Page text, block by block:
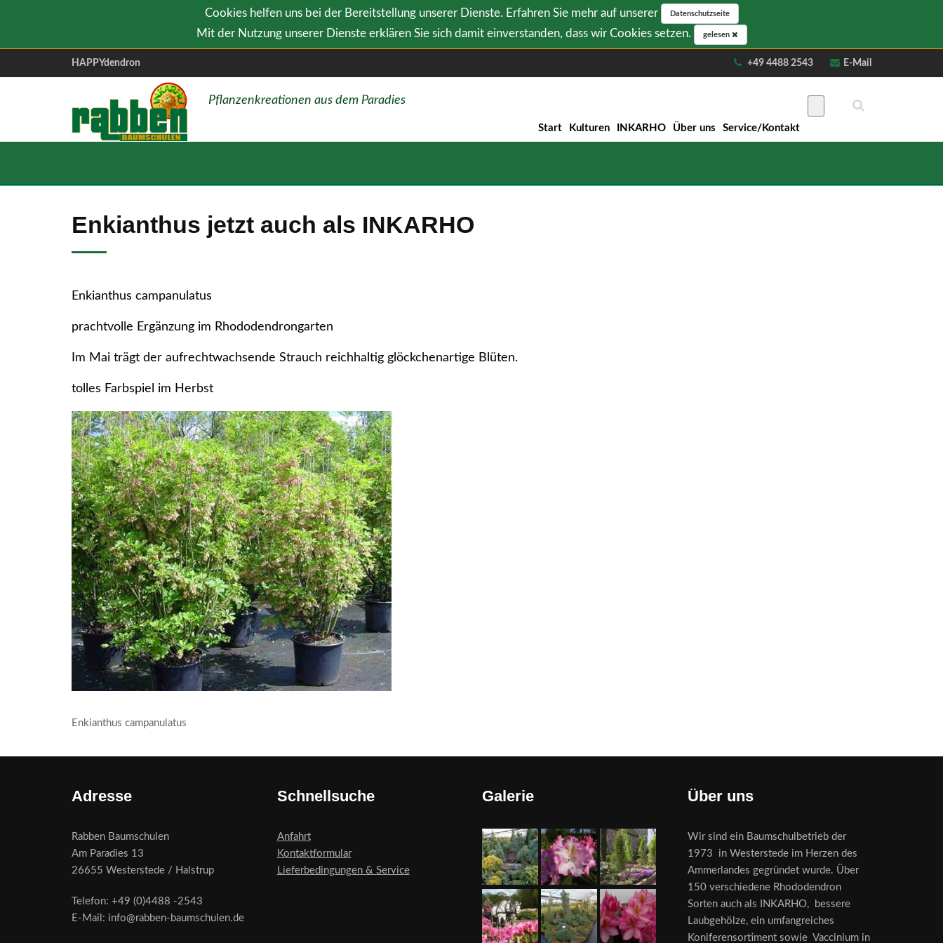
Cookies helfen uns bei der Bereitstellung unserer Dienste. Erfahren Sie mehr auf unserer Datenschutzseite
Mit der Nutzung unserer Dienste erklären Sie sich damit einverstanden, dass wir Cookies setzen. gelesen
HAPPYdendron +49 4488 2543 E-Mail
Pflanzenkreationen aus dem Paradies
Start Kulturen INKARHO Über uns Service/Kontakt
Enkianthus jetzt auch als INKARHO
Enkianthus campanulatus
prachtvolle Ergänzung im Rhododendrongarten
Im Mai trägt der aufrechtwachsende Strauch reichhaltig glöckchenartige Blüten.
tolles Farbspiel im Herbst
Enkianthus campanulatus
Adresse
Rabben Baumschulen
Am Paradies 13
26655 Westerstede / Halstrup
Telefon: +49 (0)4488 -2543
E-Mail: info@rabben-baumschulen.de
Schnellsuche
Anfahrt
Kontaktformular
Lieferbedingungen & Service
Galerie Über uns
Wir sind ein Baumschulbetrieb der
1973 in Westerstede im Herzen des
Ammerlandes gegründet wurde. Über
150 verschiedene Rhododendron
Sorten auch als INKARHO, bessere
Laubgehölze, ein umfangreiches
Koniferensortiment sowie Vaccinium in